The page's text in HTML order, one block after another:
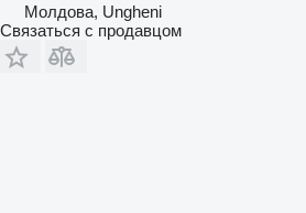
Молдова, Ungheni
Связаться с продавцом